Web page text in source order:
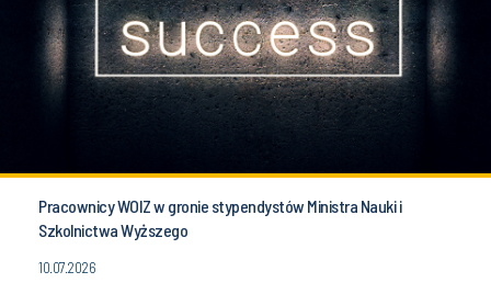
Pracownicy WOIZ w gronie stypendystów Ministra Nauki i
Szkolnictwa Wyższego
10.07.2026